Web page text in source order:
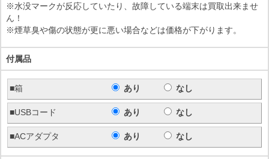
※水没マークが反応していたり、故障している端末は買取出来ませ
ん！
※煙草臭や傷の状態が更に悪い場合などは価格が下がります。
付属品
■箱 あり なし
■USBコード あり なし
■ACアダプタ あり なし